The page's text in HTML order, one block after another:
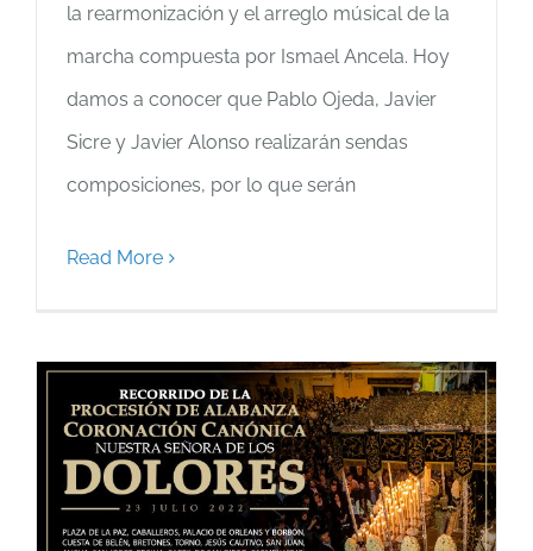
la rearmonización y el arreglo músical de la
marcha compuesta por Ismael Ancela. Hoy
damos a conocer que Pablo Ojeda, Javier
Sicre y Javier Alonso realizarán sendas
composiciones, por lo que serán
Read More
Recorrido de la Procesión de
Alabanza de Nuestra Señora
de los Dolores Coronada